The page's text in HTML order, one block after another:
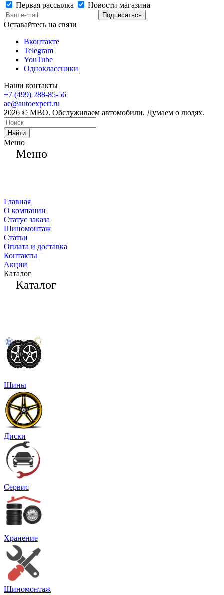
Первая рассылка
Новости магазина
Оставайтесь на связи
Вконтакте
Telegram
YouTube
Одноклассники
Наши контакты
+7 (499) 288-85-56
ae@autoexpert.ru
2026 © МВО. Обслуживаем автомобили. Думаем о людях.
Найти
Меню
Меню
Главная
О компании
Статус заказа
Шиномонтаж
Статьи
Оплата и доставка
Контакты
Акции
Каталог
Каталог
Шины
Диски
Сервис
Хранение
Шиномонтаж